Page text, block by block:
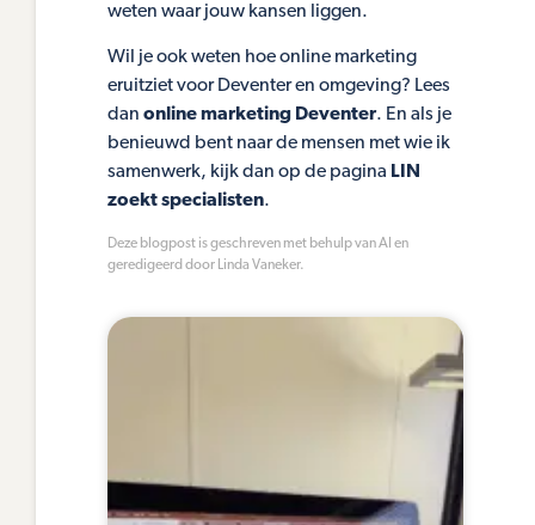
weten waar jouw kansen liggen.
Wil je ook weten hoe online marketing
eruitziet voor Deventer en omgeving? Lees
dan online marketing Deventer. En als je
benieuwd bent naar de mensen met wie ik
samenwerk, kijk dan op de pagina LIN
zoekt specialisten.
Deze blogpost is geschreven met behulp van AI en
geredigeerd door Linda Vaneker.